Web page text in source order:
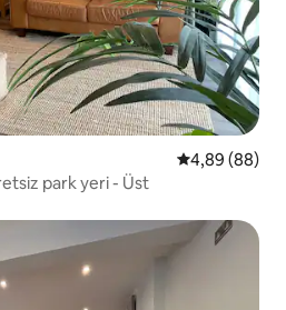
5 üzerinden
4,89 (88)
park yeri - Üst
beğenilenler arasında